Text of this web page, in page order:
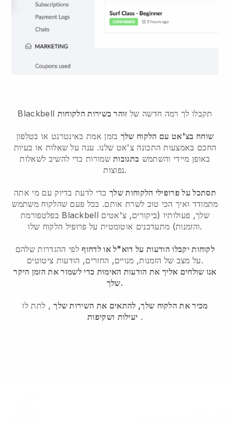
Blackbell תקבלו לך רמה חדשה של זוהר בשירות הלקוחות
שוחח בצ'אט עם הלקוח שלך בזמן אמת באינטרנט או בטלפון
החכם באמצעות התכונה צ'אט שלנו. ענה על שאלות או בעיות
באופן מיידי והשתמש בתגובותשמורות כדי להשיב לשאלות
נפוצות.
תסתכל על פרופילי הלקוחות שלךכדי לדעת בדיוק עם מי אתה
מתמודד ואיך הכי טוב לשרת אותם. בכל פעם שהלקוח משתמש
בפלטפורמת Blackbell שלך, פעולותיו (ביקורים, צ'אטים
והזמנות) מתעדכנים אוטומטית על פרופיל הלקוח שלו.
לקוחות יקבלו הודעות על דוא"ל או לדחוףלפי ההגדרות שלהם
על מצב של הזמנות, מנויים, החזרים, הודעות ציטוטים.
אנו שולחים אליך את הודעות האימות כדי לשמור את הזמן היקר
שלך.
מכיר את הלקוח שלך, להתאים את השירות שלך, לתת לו
יעילות ושקיפות .